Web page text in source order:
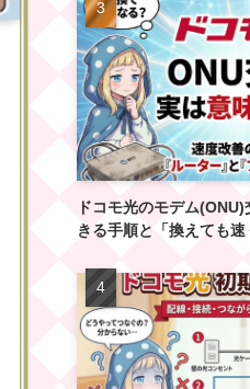
ドコモ光のモデム
きる手順と「換えても